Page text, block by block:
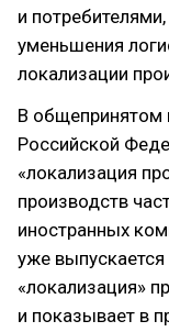
и
уменьшения
локализации
В общепринятом
Российской
«локализация
производств
иностранных
уже
«локализация»
и показывает в